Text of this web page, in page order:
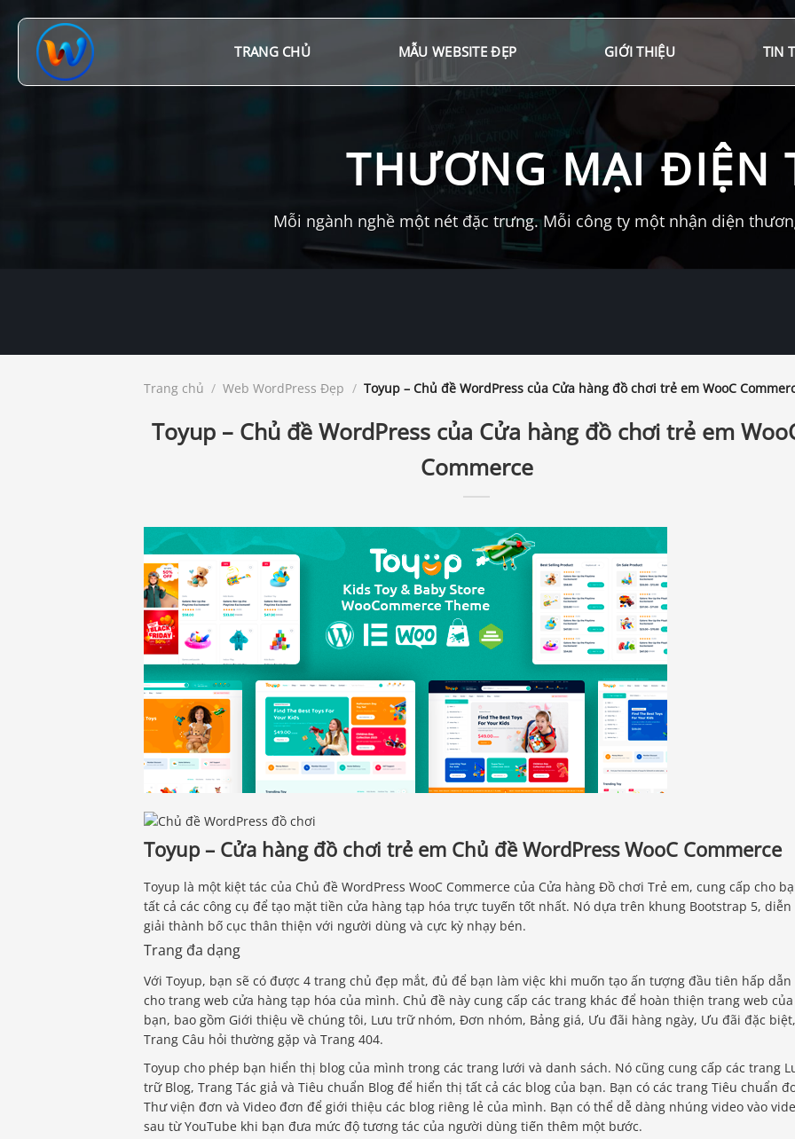
đến
TRANG CHỦ MẪU WEBSITE ĐẸP GIỚI THIỆU TIN
THƯƠNG MẠI ĐIỆN
Mỗi ngành nghề một nét đặc trưng. Mỗi công ty một nhận diện
Trang chủ / Web WordPress Đẹp / Toyup – Chủ đề WordPress của Cửa hàng đồ chơi trẻ em WooC
Toyup – Chủ đề WordPress của Cửa hàng đồ chơi trẻ em
Commerce
Toyup – Cửa hàng đồ chơi trẻ em Chủ đề WordPress WooC Commerce
Toyup là một kiệt tác của Chủ đề WordPress WooC Commerce của Cửa hàng Đồ chơi Trẻ em, cung cấp cho
tất cả các công cụ để tạo mặt tiền cửa hàng tạp hóa trực tuyến tốt nhất. Nó dựa trên khung Bootstrap 5, diễn
giải thành bố cục thân thiện với người dùng và cực kỳ nhạy bén.
Trang đa dạng
Với Toyup, bạn sẽ có được 4 trang chủ đẹp mắt, đủ để bạn làm việc khi muốn tạo ấn tượng đầu tiên hấp dẫn
cho trang web cửa hàng tạp hóa của mình. Chủ đề này cung cấp các trang khác để hoàn thiện trang web của
bạn, bao gồm Giới thiệu về chúng tôi, Lưu trữ nhóm, Đơn nhóm, Bảng giá, Ưu đãi hàng ngày, Ưu đãi đặc biệt,
Trang Câu hỏi thường gặp và Trang 404.
Toyup cho phép bạn hiển thị blog của mình trong các trang lưới và danh sách. Nó cũng cung cấp các trang
trữ Blog, Trang Tác giả và Tiêu chuẩn Blog để hiển thị tất cả các blog của bạn. Bạn có các trang Tiêu chuẩn
Thư viện đơn và Video đơn để giới thiệu các blog riêng lẻ của mình. Bạn có thể dễ dàng nhúng video vào
sau từ YouTube khi bạn đưa mức độ tương tác của người dùng tiến thêm một bước.